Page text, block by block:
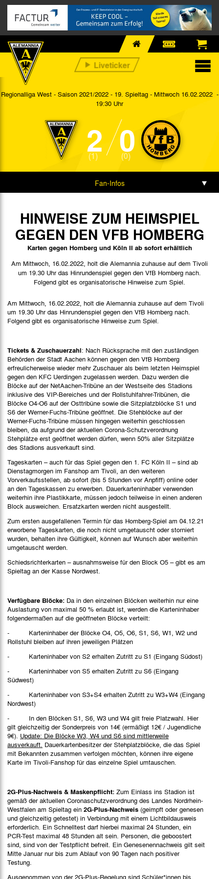
Regionalliga West - Saison 2021/2022 - 19. Spieltag - Mittwoch 16.02.2022 -
19:30 Uhr
2
(1) 0
(0)
Fan-Infos
Spieldaten
Spielbericht
Bilder
HINWEISE ZUM HEIMSPIEL
GEGEN DEN VFB HOMBERG
Karten gegen Homberg und Köln II ab sofort erhältlich
Am Mittwoch, 16.02.2022, holt die Alemannia zuhause auf dem Tivoli
um 19.30 Uhr das Hinrundenspiel gegen den VfB Homberg nach.
Folgend gibt es organisatorische Hinweise zum Spiel.
Am Mittwoch, 16.02.2022, holt die Alemannia zuhause auf dem Tivoli
um 19.30 Uhr das Hinrundenspiel gegen den VfB Homberg nach.
Folgend gibt es organisatorische Hinweise zum Spiel.
Tickets & Zuschauerzahl: Nach Rücksprache mit den zuständigen
Behörden der Stadt Aachen können gegen den VfB Homberg
erfreulicherweise wieder mehr Zuschauer als beim letzten Heimspiel
gegen den KFC Uerdingen zugelassen werden. Dazu werden die
Blöcke auf der NetAachen-Tribüne an der Westseite des Stadions
inklusive des VIP-Bereiches und der Rollstuhlfahrer-Tribünen, die
Blöcke O4-O6 auf der Osttribüne sowie die Sitzplatzblöcke S1 und
S6 der Werner-Fuchs-Tribüne geöffnet. Die Stehblöcke auf der
Werner-Fuchs-Tribüne müssen hingegen weiterhin geschlossen
bleiben, da aufgrund der aktuellen Corona-Schutzverordnung
Stehplätze erst geöffnet werden dürfen, wenn 50% aller Sitzplätze
des Stadions ausverkauft sind.
Tageskarten – auch für das Spiel gegen den 1. FC Köln II – sind ab
Dienstagmorgen im Fanshop am Tivoli, an den weiteren
Vorverkaufsstellen, ab sofort (bis 5 Stunden vor Anpfiff) online oder
an den Tageskassen zu erwerben. Dauerkarteninhaber verwenden
weiterhin ihre Plastikkarte, müssen jedoch teilweise in einen anderen
Block ausweichen. Ersatzkarten werden nicht ausgestellt.
Zum ersten ausgefallenen Termin für das Homberg-Spiel am 04.12.21
erworbene Tageskarten, die noch nicht umgetauscht oder storniert
wurden, behalten ihre Gültigkeit, können auf Wunsch aber weiterhin
umgetauscht werden.
Schiedsrichterkarten – ausnahmsweise für den Block O5 – gibt es am
Spieltag an der Kasse Nordwest.
Verfügbare Blöcke: Da in den einzelnen Blöcken weiterhin nur eine
Auslastung von maximal 50 % erlaubt ist, werden die Karteninhaber
folgendermaßen auf die geöffneten Blöcke verteilt:
- Karteninhaber der Blöcke O4, O5, O6, S1, S6, W1, W2 und
Rollstuhl bleiben auf ihren jeweiligen Plätzen
- Karteninhaber von S2 erhalten Zutritt zu S1 (Eingang Südost)
- Karteninhaber von S5 erhalten Zutritt zu S6 (Eingang
Südwest)
- Karteninhaber von S3+S4 erhalten Zutritt zu W3+W4 (Eingang
Nordwest)
- In den Blöcken S1, S6, W3 und W4 gilt freie Platzwahl. Hier
gilt gleichzeitig der Sonderpreis von 14€ (ermäßigt 12€ / Jugendliche
9€). Update: Die Blöcke W3, W4 und S6 sind mittlerweile
ausverkauft. Dauerkartenbesitzer der Stehplatzblöcke, die das Spiel
mit Bekannten zusammen verfolgen möchten, können ihre eigene
Karte im Tivoli-Fanshop für das einzelne Spiel umtauschen.
2G-Plus-Nachweis & Maskenpflicht: Zum Einlass ins Stadion ist
gemäß der aktuellen Coronaschutzverordnung des Landes Nordrhein-
Westfalen am Spieltag ein 2G-Plus-Nachweis (geimpft oder genesen
und gleichzeitig getestet) in Verbindung mit einem Lichtbildausweis
erforderlich. Ein Schnelltest darf hierbei maximal 24 Stunden, ein
PCR-Test maximal 48 Stunden alt sein. Personen, die geboostert
sind, sind von der Testpflicht befreit. Ein Genesenennachweis gilt seit
Mitte Januar nur bis zum Ablauf von 90 Tagen nach positiver
Testung.
Ausgenommen von der 2G-Plus-Regelung sind Schüler*innen bis